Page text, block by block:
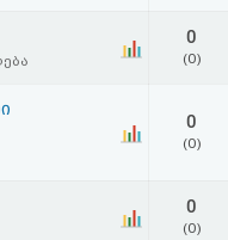
0
(0)
0
(0)
0
(0)